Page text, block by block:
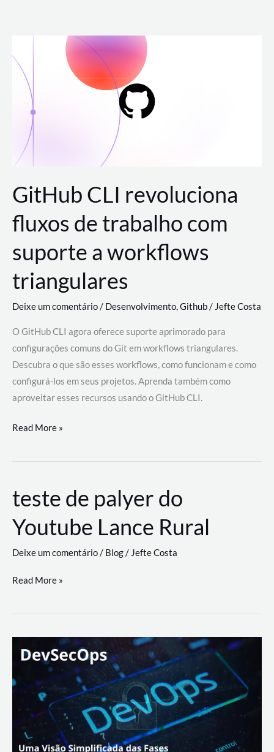
para
conteúdo
GitHub CLI revoluciona
fluxos de trabalho com
suporte a workflows
triangulares
Deixe um comentário/ Desenvolvimento,Github/ Jefte Costa
O GitHub CLI agora oferece suporte aprimorado para
configurações comuns do Git em workflows triangulares.
Descubra o que são esses workflows, como funcionam e como
configurá-los em seus projetos. Aprenda também como
aproveitar esses recursos usando o GitHub CLI.
GitHub
revoluciona
de
trabalho
com
a
workflows
Read More »
teste de palyer do
Youtube Lance Rural
Deixe um comentário/ Blog/ Jefte Costa
teste
palyer
Lance
Rural
Read More »